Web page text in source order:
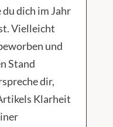
dich im Jahr
Vielleicht
und
Stand
dir,
Klarheit